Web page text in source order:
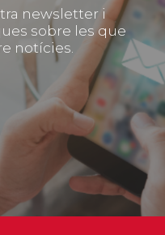
newsletter i
sobre les que
notícies.